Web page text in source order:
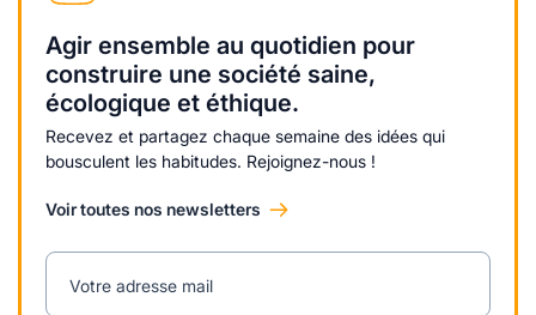
Agir ensemble au quotidien pour
construire une société saine,
écologique et éthique.
Recevez et partagez chaque semaine des idées qui
bousculent les habitudes. Rejoignez-nous !
Voir toutes nos newsletters
Votre adresse mail